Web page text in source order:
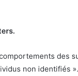
des
non identifiés